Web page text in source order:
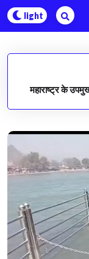
महाराष्ट्र के